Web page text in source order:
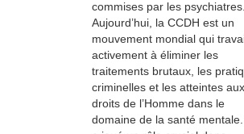
commises par les psychiatres.
Aujourd’hui, la CCDH est un
mouvement mondial qui
activement à éliminer les
traitements brutaux, les
criminelles et les atteintes aux
droits de l’Homme dans le
domaine de la santé